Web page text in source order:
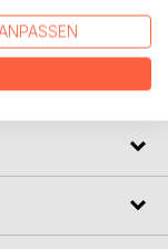
ist der Auftakt zu